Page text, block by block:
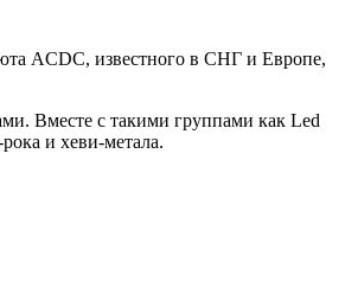
ACDC, известного в СНГ и Европе,
Вместе с такими группами как Led
и хеви-метала.